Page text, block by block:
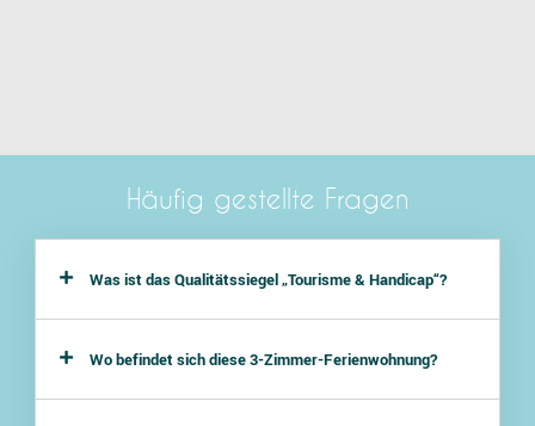
Häufig gestellte Fragen
Was ist das Qualitätssiegel „Tourisme & Handicap“?
Wo befindet sich diese 3-Zimmer-Ferienwohnung?